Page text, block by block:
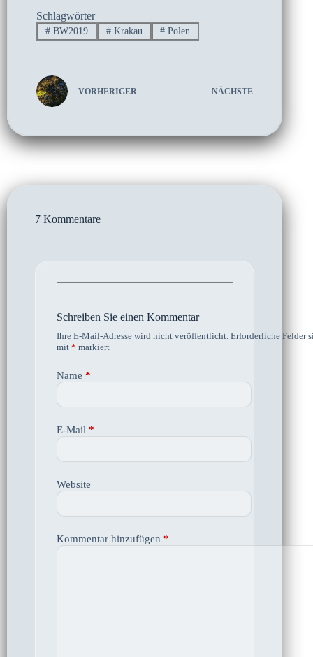
Schlagwörter
#BW2019 #Krakau # Polen
VORHERIGER NÄCHSTE
7 Kommentare
Schreiben Sie einen Kommentar
Ihre E-Mail-Adresse wird nicht veröffentlicht. Erforderliche Felder
mit * markiert
Name *
E-Mail *
Website
Kommentar hinzufügen *